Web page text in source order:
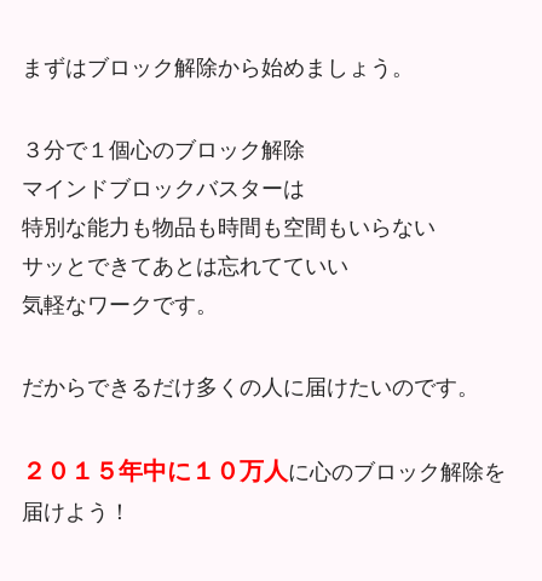
まずはブロック解除から始めましょう。
３分で１個心のブロック解除
マインドブロックバスターは
特別な能力も物品も時間も空間もいらない
サッとできてあとは忘れてていい
気軽なワークです。
だからできるだけ多くの人に届けたいのです。
２０１５年中に１０万人に心のブロック解除を
届けよう！